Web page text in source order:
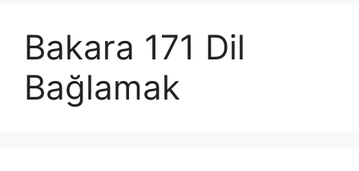
Bakara 171 Dil
Bağlamak